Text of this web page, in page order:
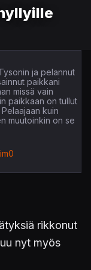
ja pelannut
paikkani
missä vain
paikkaan on tullut
kuin
muutoinkin on se
rikkonut
nyt myös